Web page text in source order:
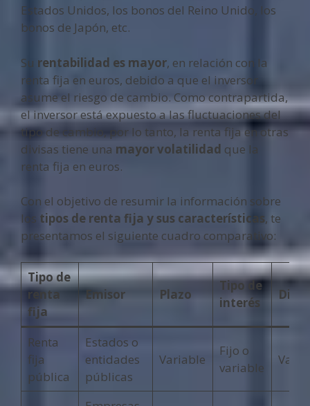
Estados Unidos, los bonos del Reino Unido, los
bonos de Japón, etc.
Su rentabilidad es mayor, en relación con la
renta fija en euros, debido a que el inversor
asume el riesgo de cambio. Como contrapartida,
el inversor está expuesto a las fluctuaciones del
tipo de cambio, por lo tanto, la renta fija en otras
divisas tiene una mayor volatilidad que la
renta fija en euros.
Con el objetivo de resumir la información sobre
los tipos de renta fija y sus características, te
presentamos el siguiente cuadro comparativo:
Tipo de
renta
fija
Emisor Plazo
Tipo de
interés
Renta
fija
pública
Estados o
entidades
públicas
Variable
Fijo o
variable